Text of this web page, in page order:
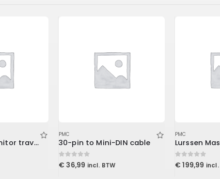
iLoud Micro Monitor travel bag
PMC
30-pin to Mini-DIN cable
0out of 5
€ 36,99 incl. BTW
PMC
0out of 5
€ 199,99 incl.